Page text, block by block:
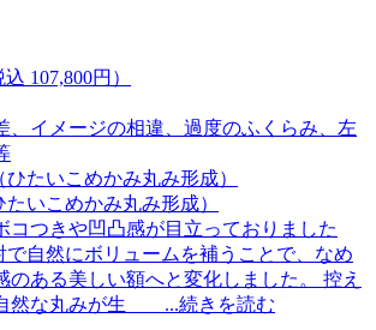
107,800円）
、イメージの相違、過度のふくらみ、左
たいこめかみ丸み形成）
コつきや凹凸感が目立っておりました
で自然にボリュームを補うことで、なめ
のある美しい額へと変化しました。 ⁡控え
然な丸みが生 ...続きを読む